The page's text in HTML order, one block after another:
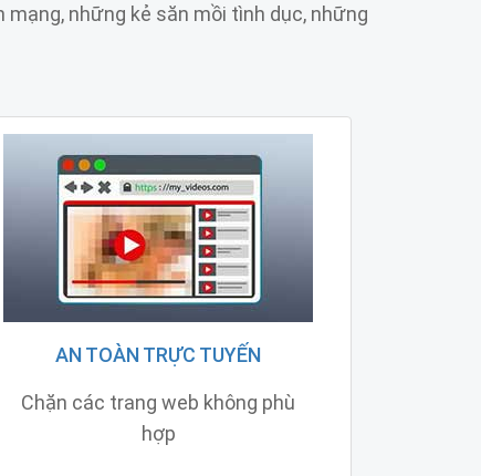
những kẻ săn mồi tình dục, những
AN TOÀN TRỰC TUYẾN
Chặn các trang web không phù
hợp